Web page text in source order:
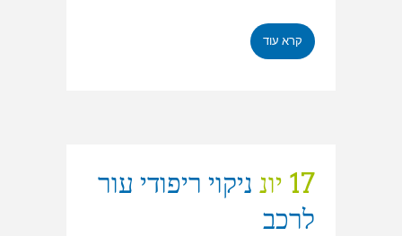
קרא עוד
17 יונ
ניקוי ריפודי עור
לרכב